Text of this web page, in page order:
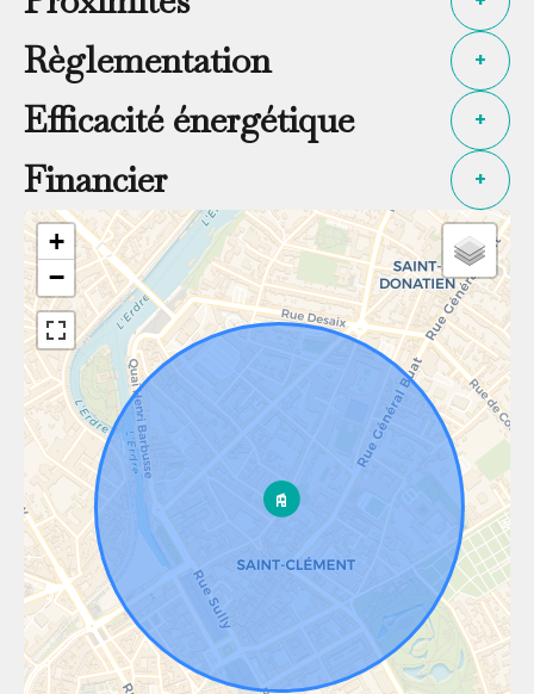
Règlementation +
Efficacité énergétique +
Financier +
+
−